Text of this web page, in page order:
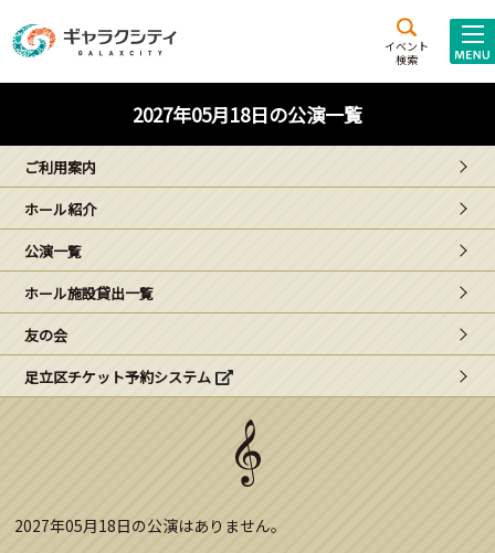
イベント
検索
施設案内
西新井
文化ホール
ギャラクシティとは
こどもみーてぃんぐ
Gがくえん
ブランドからのお知らせ
2027年05月18日の公演一覧
ご利用案内
ホール紹介
公演一覧
ホール施設貸出一覧
友の会
足立区チケット予約システム
2027年05月18日の公演はありません。